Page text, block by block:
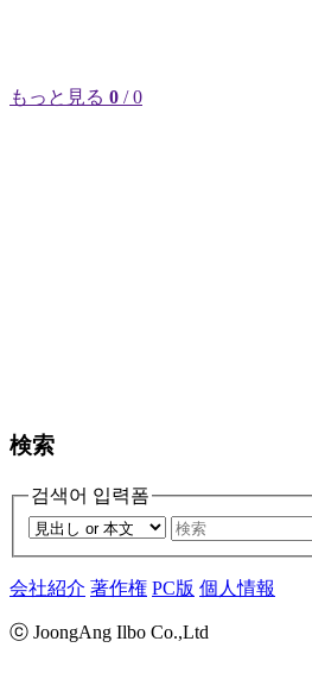
もっと見る 0 / 0
検索
검색어 입력폼
会社紹介 著作権 PC版 個人情報
ⓒ JoongAng Ilbo Co.,Ltd